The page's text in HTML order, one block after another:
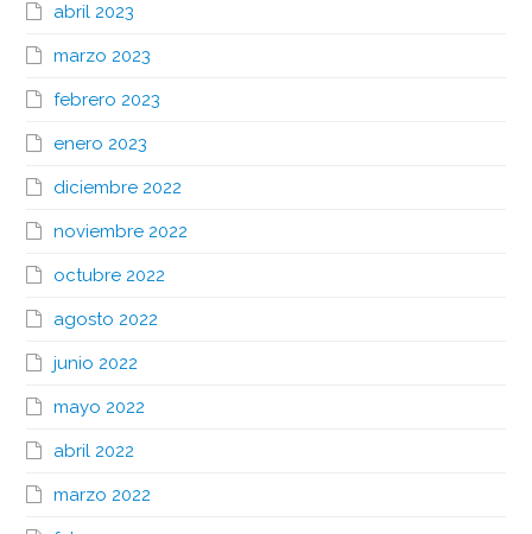
abril 2023
marzo 2023
febrero 2023
enero 2023
diciembre 2022
noviembre 2022
octubre 2022
agosto 2022
junio 2022
mayo 2022
abril 2022
marzo 2022